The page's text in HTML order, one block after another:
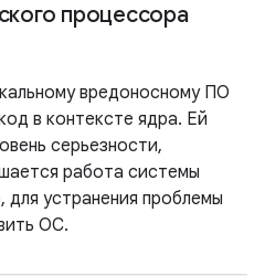
процессора
вредоносному ПО
в контексте ядра. Ей
серьезности,
работа системы
устранения проблемы
ОС.